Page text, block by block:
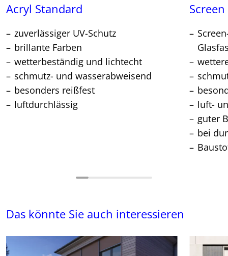
Acryl Standard
zuverlässiger UV-Schutz
brillante Farben
wetterbeständig und lichtecht
schmutz- und wasserabweisend
besonders reißfest
luftdurchlässig
Screen
luft-
guter
bei
Das könnte Sie auch interessieren